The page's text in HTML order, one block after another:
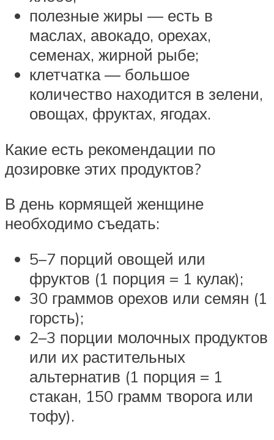
полезные жиры — есть в
маслах, авокадо, орехах,
семенах, жирной рыбе;
клетчатка — большое
количество находится в зелени,
овощах, фруктах, ягодах.
Какие есть рекомендации по
дозировке этих продуктов?
В день кормящей женщине
необходимо съедать:
5–7 порций овощей или
фруктов (1 порция = 1 кулак);
30 граммов орехов или семян (1
горсть);
2–3 порции молочных продуктов
или их растительных
альтернатив (1 порция = 1
стакан, 150 грамм творога или
тофу).